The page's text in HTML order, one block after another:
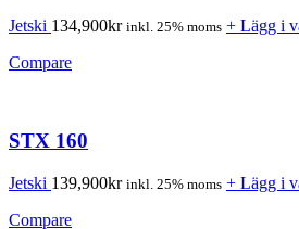
Jetski 134,900kr inkl. 25% moms + Lägg i
Compare
STX 160
Jetski 139,900kr inkl. 25% moms + Lägg i
Compare